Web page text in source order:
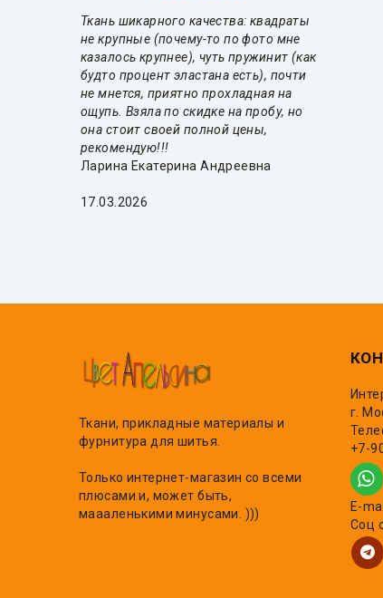
Ткань шикарного качества: квадраты
не крупные (почему-то по фото мне
казалось крупнее), чуть пружинит (как
будто процент эластана есть), почти
не мнется, приятно прохладная на
ощупь. Взяла по скидке на пробу, но
она стоит своей полной цены,
рекомендую!!!
Ларина Екатерина Андреевна
17.03.2026
Ткани, прикладные материалы и
фурнитура для шитья.
Только интернет-магазин со всеми
плюсами и, может быть,
маааленькими минусами. )))
г.
+7-
E-
Соц